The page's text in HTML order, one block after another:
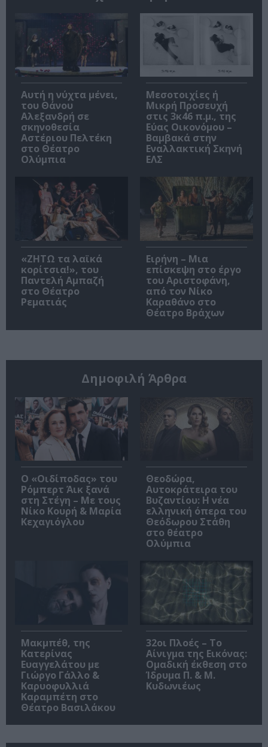
Αυτή η νύχτα μένει,
του Θάνου
Αλεξανδρή σε
σκηνοθεσία
Αστέριου Πελτέκη
στο Θέατρο
Ολύμπια
Μεσοτοιχίες ή
Μικρή Προσευχή
στις 3κ46 π.μ., της
Εύας Οικονόμου –
Βαμβακά στην
Εναλλακτική Σκηνή
ΕΛΣ
«ΖΗΤΩ τα λαϊκά
κορίτσια!», του
Παντελή Αμπαζή
στο Θέατρο
Ρεματιάς
Ειρήνη – Μια
επίσκεψη στο έργο
του Αριστοφάνη,
από τον Νίκο
Καραθάνο στο
Θέατρο Βράχων
Δημοφιλή Άρθρα
O «Οιδίποδας» του
Ρόμπερτ Άικ ξανά
στη Στέγη – Με τους
Νίκο Κουρή & Μαρία
Κεχαγιόγλου
Θεοδώρα,
Αυτοκράτειρα του
Βυζαντίου: Η νέα
ελληνική όπερα του
Θεόδωρου Στάθη
στο θέατρο
Ολύμπια
Μακμπέθ, της
Κατερίνας
Ευαγγελάτου με
Γιώργο Γάλλο &
Καρυοφυλλιά
Καραμπέτη στο
Θέατρο Βασιλάκου
32οι Πλοές – Το
Αίνιγμα της Εικόνας:
Ομαδική έκθεση στο
Ίδρυμα Π. & Μ.
Κυδωνιέως